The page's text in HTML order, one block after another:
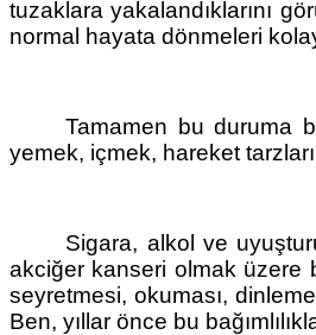
tuzaklara yakalandıklarını
normal hayata dönmeleri
Tamamen bu duruma
yemek, içmek, hareket
Sigara, alkol ve
akciğer kanseri olmak üzere
seyretmesi, okuması,
Ben, yıllar önce bu